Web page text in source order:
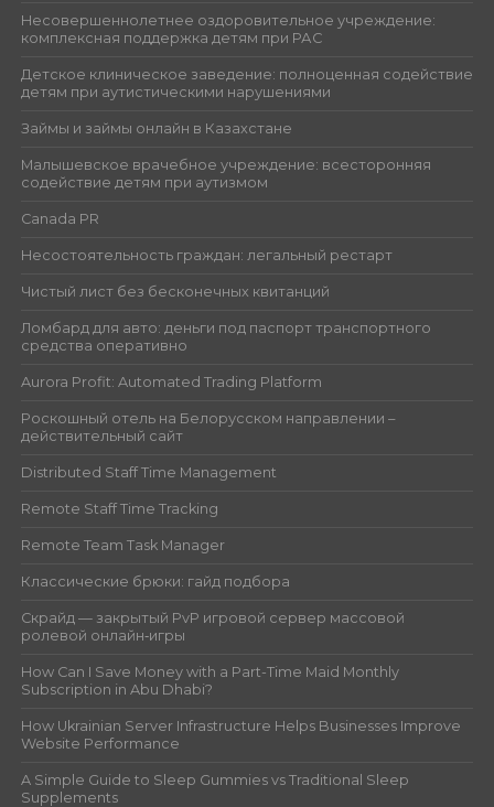
Несовершеннолетнее оздоровительное учреждение:
комплексная поддержка детям при РАС
Детское клиническое заведение: полноценная содействие
детям при аутистическими нарушениями
Займы и займы онлайн в Казахстане
Малышевское врачебное учреждение: всесторонняя
содействие детям при аутизмом
Canada PR
Несостоятельность граждан: легальный рестарт
Чистый лист без бесконечных квитанций
Ломбард для авто: деньги под паспорт транспортного
средства оперативно
Aurora Profit: Automated Trading Platform
Роскошный отель на Белорусском направлении –
действительный сайт
Distributed Staff Time Management
Remote Staff Time Tracking
Remote Team Task Manager
Классические брюки: гайд подбора
Скрайд — закрытый PvP игровой сервер массовой
ролевой онлайн‑игры
How Can I Save Money with a Part-Time Maid Monthly
Subscription in Abu Dhabi?
How Ukrainian Server Infrastructure Helps Businesses Improve
Website Performance
A Simple Guide to Sleep Gummies vs Traditional Sleep
Supplements